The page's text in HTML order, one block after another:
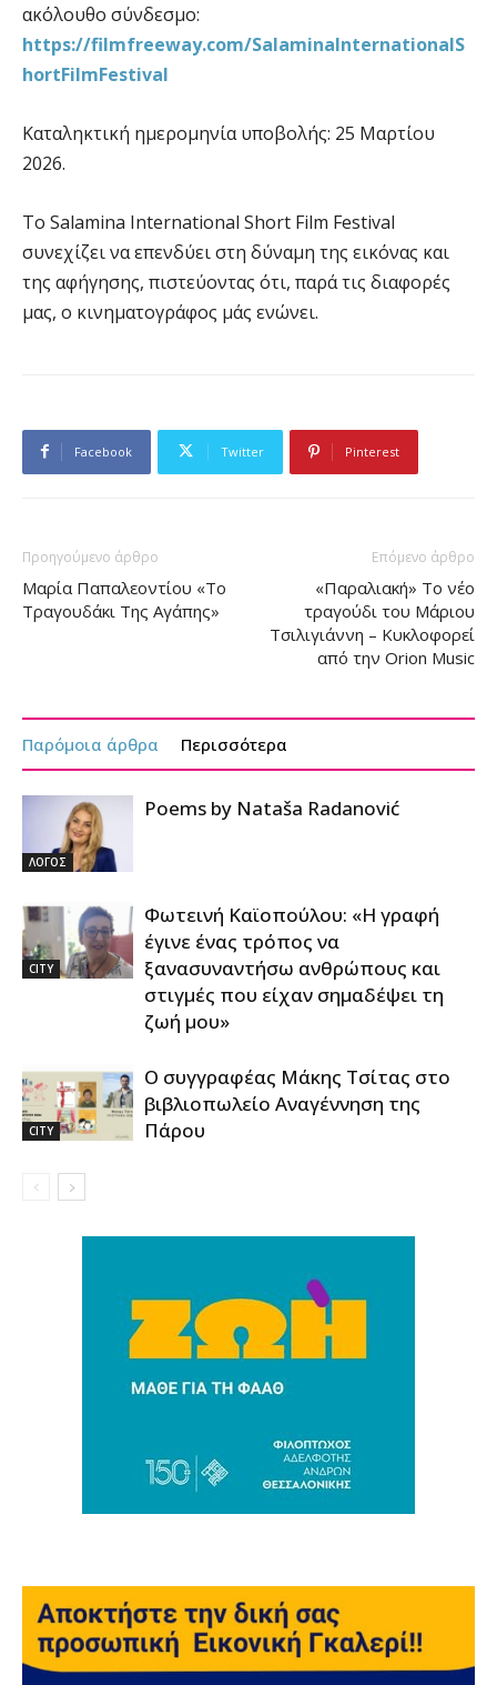
ακόλουθο σύνδεσμο:
https://filmfreeway.com/SalaminaInternationalS
hortFilmFestival
Καταληκτική ημερομηνία υποβολής: 25 Μαρτίου
2026.
Το Salamina International Short Film Festival
συνεχίζει να επενδύει στη δύναμη της εικόνας και
της αφήγησης, πιστεύοντας ότι, παρά τις διαφορές
μας, ο κινηματογράφος μάς ενώνει.
Facebook Twitter Pinterest
Προηγούμενο άρθρο
Μαρία Παπαλεοντίου «Το
Τραγουδάκι Της Αγάπης»
Επόμενο άρθρο
«Παραλιακή» Το νέο
τραγούδι του Μάριου
Τσιλιγιάννη – Κυκλοφορεί
από την Orion Music
Παρόμοια άρθρα Περισσότερα
ΛΟΓΟΣ
Poems by Nataša Radanović
CITY
Φωτεινή Καϊοπούλου: «Η γραφή
έγινε ένας τρόπος να
ξανασυναντήσω ανθρώπους και
στιγμές που είχαν σημαδέψει τη
ζωή μου»
CITY
Ο συγγραφέας Μάκης Τσίτας στο
βιβλιοπωλείο Αναγέννηση της
Πάρου